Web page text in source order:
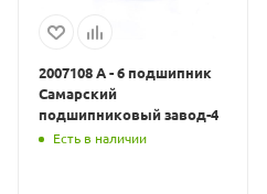
2007108 А - 6 подшипник
Самарский
подшипниковый завод-4
Есть в наличии